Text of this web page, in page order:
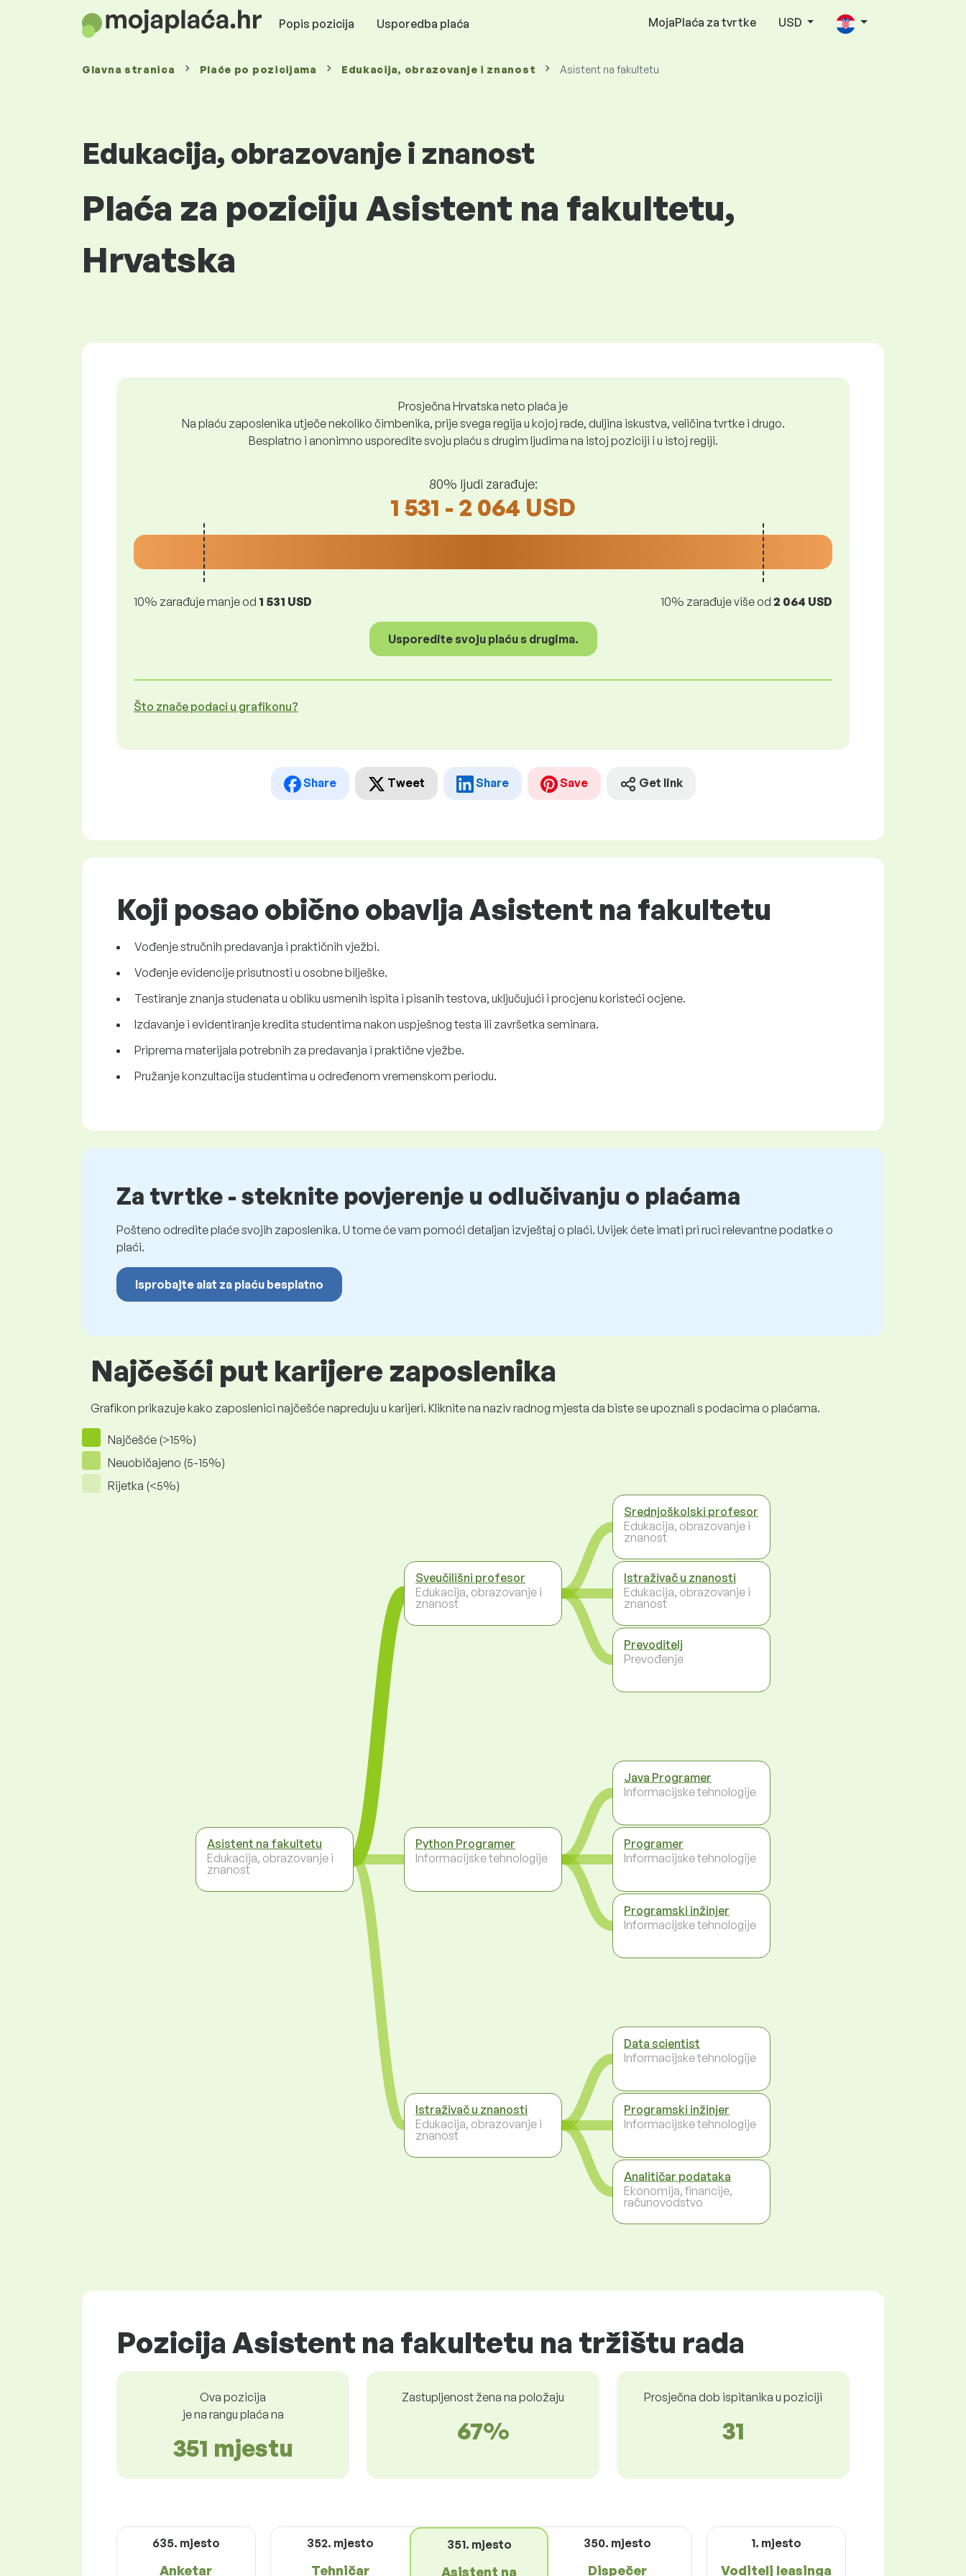
Popis pozicija Usporedba plaća MojaPlaća za tvrtke USD
Glavna stranica Plaće po pozicijama Edukacija, obrazovanje i znanost Asistent na fakultetu
Edukacija, obrazovanje i znanost
Plaća za poziciju Asistent na fakultetu,
Hrvatska
Prosječna Hrvatska neto plaća je
Na plaću zaposlenika utječe nekoliko čimbenika, prije svega regija u kojoj rade, duljina iskustva, veličina tvrtke i drugo.
Besplatno i anonimno usporedite svoju plaću s drugim ljudima na istoj poziciji i u istoj regiji.
80% ljudi zarađuje:
1 531 - 2 064 USD
10% zarađuje manje od 1 531 USD 10% zarađuje više od 2 064 USD
Usporedite svoju plaću s drugima.
Što znače podaci u grafikonu?
Share Tweet Share Save Get link
Koji posao obično obavlja Asistent na fakultetu
Vođenje stručnih predavanja i praktičnih vježbi.
Vođenje evidencije prisutnosti u osobne bilješke.
Testiranje znanja studenata u obliku usmenih ispita i pisanih testova, uključujući i procjenu koristeći ocjene.
Izdavanje i evidentiranje kredita studentima nakon uspješnog testa ili završetka seminara.
Priprema materijala potrebnih za predavanja i praktične vježbe.
Pružanje konzultacija studentima u određenom vremenskom periodu.
Za tvrtke - steknite povjerenje u odlučivanju o plaćama
Pošteno odredite plaće svojih zaposlenika. U tome će vam pomoći detaljan izvještaj o plaći. Uvijek ćete imati pri ruci relevantne podatke o
plaći.
Isprobajte alat za plaću besplatno
Najčešći put karijere zaposlenika
Grafikon prikazuje kako zaposlenici najčešće napreduju u karijeri. Kliknite na naziv radnog mjesta da biste se upoznali s podacima o plaćama.
Najčešće (>15%)
Neuobičajeno (5-15%)
Rijetka (<5%)
Asistent na fakultetu
Edukacija, obrazovanje i
znanost
Sveučilišni profesor
Edukacija, obrazovanje i
znanost
Python Programer
Informacijske tehnologije
Istraživač u znanosti
Edukacija, obrazovanje i
znanost
Srednjoškolski profesor
Edukacija, obrazovanje i
znanost
Istraživač u znanosti
Edukacija, obrazovanje i
znanost
Prevoditelj
Prevođenje
Java Programer
Informacijske tehnologije
Programer
Informacijske tehnologije
Programski inžinjer
Informacijske tehnologije
Data scientist
Informacijske tehnologije
Programski inžinjer
Informacijske tehnologije
Analitičar podataka
Ekonomija, financije,
računovodstvo
Pozicija Asistent na fakultetu na tržištu rada
Ova pozicija
je na rangu plaća na
351 mjestu
Zastupljenost žena na položaju
67%
Prosječna dob ispitanika u poziciji
31
635. mjesto
Anketar
352. mjesto
Tehničar
351. mjesto
Asistent na
350. mjesto
Dispečer
1. mjesto
Voditelj leasinga